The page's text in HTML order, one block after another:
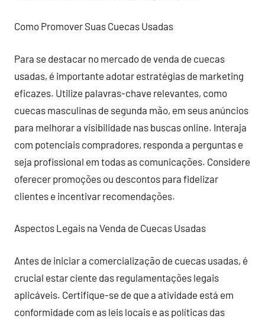
Como Promover Suas Cuecas Usadas
Para se destacar no mercado de venda de cuecas
usadas, é importante adotar estratégias de marketing
eficazes. Utilize palavras-chave relevantes, como
cuecas masculinas de segunda mão, em seus anúncios
para melhorar a visibilidade nas buscas online. Interaja
com potenciais compradores, responda a perguntas e
seja profissional em todas as comunicações. Considere
oferecer promoções ou descontos para fidelizar
clientes e incentivar recomendações.
Aspectos Legais na Venda de Cuecas Usadas
Antes de iniciar a comercialização de cuecas usadas, é
crucial estar ciente das regulamentações legais
aplicáveis. Certifique-se de que a atividade está em
conformidade com as leis locais e as políticas das